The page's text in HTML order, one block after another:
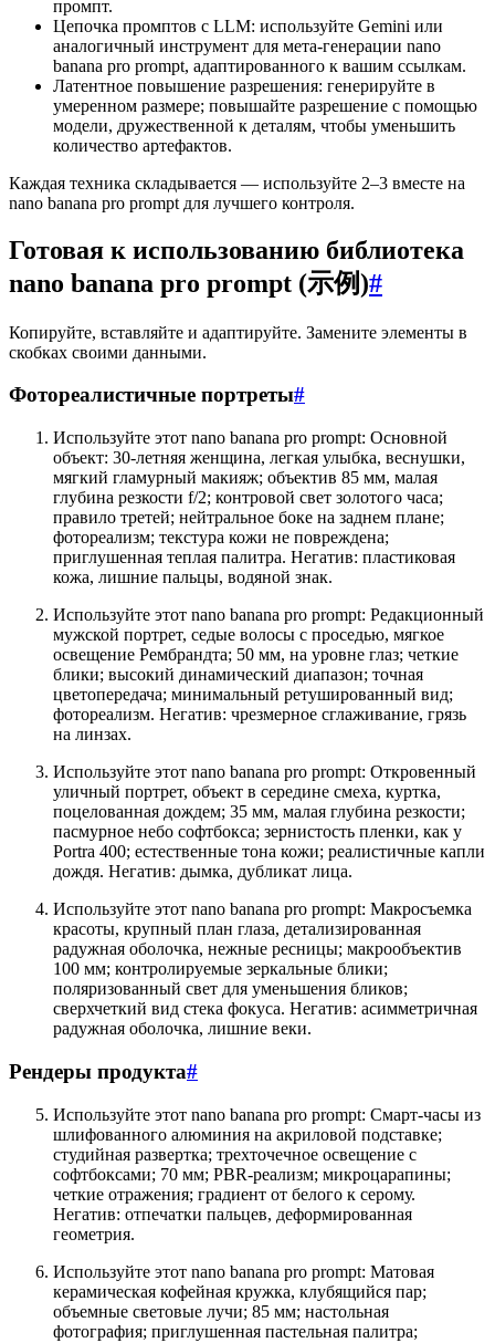
промпт.
Цепочка промптов с LLM: используйте Gemini или
аналогичный инструмент для мета-генерации nano
banana pro prompt, адаптированного к вашим ссылкам.
Латентное повышение разрешения: генерируйте в
умеренном размере; повышайте разрешение с помощью
модели, дружественной к деталям, чтобы уменьшить
количество артефактов.
Каждая техника складывается — используйте 2–3 вместе на
nano banana pro prompt для лучшего контроля.
Готовая к использованию библиотека
nano banana pro prompt (示例)#
Копируйте, вставляйте и адаптируйте. Замените элементы в
скобках своими данными.
Фотореалистичные портреты#
Используйте этот nano banana pro prompt: Основной
объект: 30-летняя женщина, легкая улыбка, веснушки,
мягкий гламурный макияж; объектив 85 мм, малая
глубина резкости f/2; контровой свет золотого часа;
правило третей; нейтральное боке на заднем плане;
фотореализм; текстура кожи не повреждена;
приглушенная теплая палитра. Негатив: пластиковая
кожа, лишние пальцы, водяной знак.
Используйте этот nano banana pro prompt: Редакционный
мужской портрет, седые волосы с проседью, мягкое
освещение Рембрандта; 50 мм, на уровне глаз; четкие
блики; высокий динамический диапазон; точная
цветопередача; минимальный ретушированный вид;
фотореализм. Негатив: чрезмерное сглаживание, грязь
на линзах.
Используйте этот nano banana pro prompt: Откровенный
уличный портрет, объект в середине смеха, куртка,
поцелованная дождем; 35 мм, малая глубина резкости;
пасмурное небо софтбокса; зернистость пленки, как у
Portra 400; естественные тона кожи; реалистичные капли
дождя. Негатив: дымка, дубликат лица.
Используйте этот nano banana pro prompt: Макросъемка
красоты, крупный план глаза, детализированная
радужная оболочка, нежные ресницы; макрообъектив
100 мм; контролируемые зеркальные блики;
поляризованный свет для уменьшения бликов;
сверхчеткий вид стека фокуса. Негатив: асимметричная
радужная оболочка, лишние веки.
Рендеры продукта#
Используйте этот nano banana pro prompt: Смарт-часы из
шлифованного алюминия на акриловой подставке;
студийная развертка; трехточечное освещение с
софтбоксами; 70 мм; PBR-реализм; микроцарапины;
четкие отражения; градиент от белого к серому.
Негатив: отпечатки пальцев, деформированная
геометрия.
Используйте этот nano banana pro prompt: Матовая
керамическая кофейная кружка, клубящийся пар;
объемные световые лучи; 85 мм; настольная
фотография; приглушенная пастельная палитра;